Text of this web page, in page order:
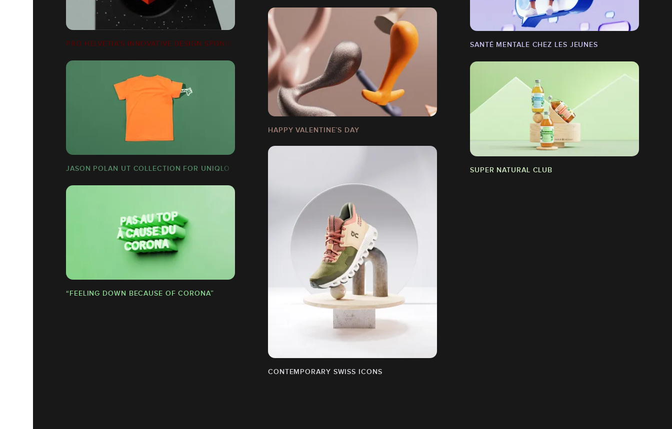
PRO HELVETIA’S INNOVATIVE DESIGN SPONSORSHIP PROGRAM SANTÉ MENTALE CHEZ LES JEUNES
HAPPY VALENTINE’S DAY
JASON POLAN UT COLLECTION FOR UNIQLO SUPER NATURAL CLUB
CONTEMPORARY SWISS ICONS
“FEELING DOWN BECAUSE OF CORONA”